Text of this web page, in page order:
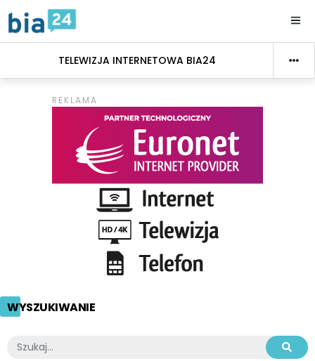
TELEWIZJA INTERNETOWA BIA24
WYSZUKIWANIE